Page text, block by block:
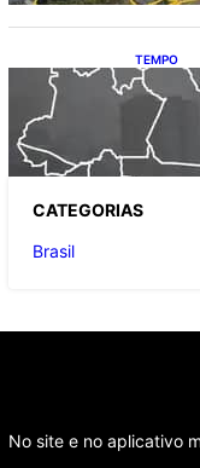
TEMPO
O
de
Acre e
CATEGORIAS
Brasil
No site e no aplicativo